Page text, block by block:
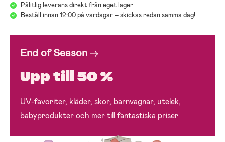
Pålitlig leverans direkt från eget lager
Beställ innan 12:00 på vardagar – skickas redan samma dag!
End of Season→
Upp till 50 %
UV-favoriter, kläder, skor, barnvagnar, utelek,
babyprodukter och mer till fantastiska priser